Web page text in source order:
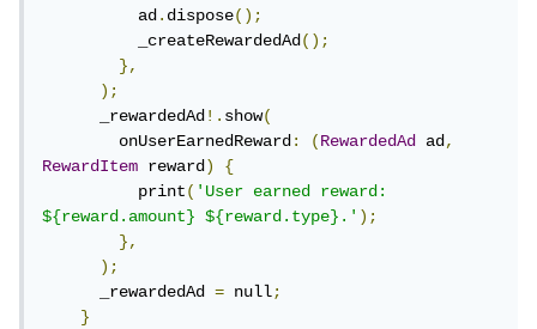
ad.dispose();
_createRewardedAd();
},
);
_rewardedAd!.show(
onUserEarnedReward: (RewardedAd ad,
RewardItem reward)
{
print('User earned reward:
${reward.amount} ${reward.type}.');
},
);
_rewardedAd = null;
}